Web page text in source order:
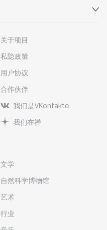
关于项目
私隐政策
用户协议
合作伙伴
我们是VKontakte
我们在禅
文学
自然科学博物馆
艺术
行业